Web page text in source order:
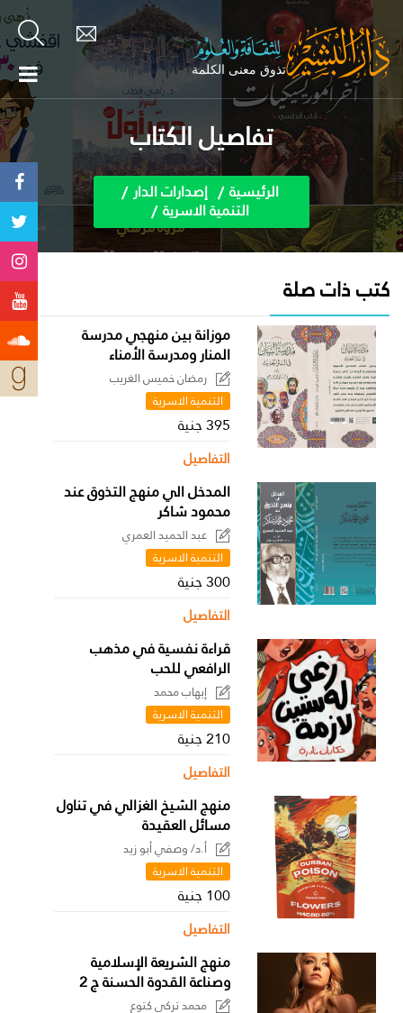
تفاصيل الكتاب
الرئيسية إصدارات الدار
التنمية الاسرية
كتب ذات صلة
موزانة بين منهجي مدرسة
المنار ومدرسة الأمناء
رمضان خميس الغريب
التنمية الاسرية
395 جنية
التفاصيل
المدخل الي منهج التذوق عند
محمود شاكر
عبد الحميد العمري
التنمية الاسرية
300 جنية
التفاصيل
قراءة نفسية في مذهب
الرافعي للحب
إيهاب محمد
التنمية الاسرية
210 جنية
التفاصيل
منهج الشيخ الغزالي في تناول
مسائل العقيدة
أ.د/ وصفي أبو زيد
التنمية الاسرية
100 جنية
التفاصيل
منهج الشريعة الإسلامية
وصناعة القدوة الحسنة ج 2
محمد تركي كتوع